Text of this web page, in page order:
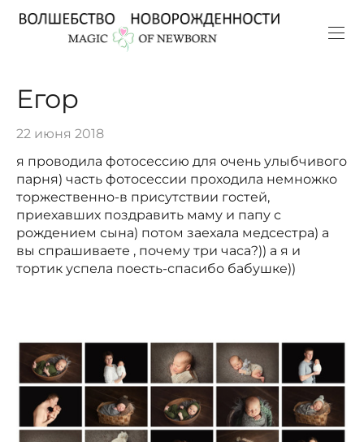
Егор
22 июня 2018
я проводила фотосессию для очень улыбчивого
парня) часть фотосессии проходила немножко
торжественно-в присутствии гостей,
приехавших поздравить маму и папу с
рождением сына) потом заехала медсестра) а
вы спрашиваете , почему три часа?)) а я и
тортик успела поесть-спасибо бабушке))